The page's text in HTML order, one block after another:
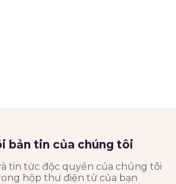
bản tin của chúng tôi
tin tức độc quyền của chúng tôi
hộp thư điện tử của bạn